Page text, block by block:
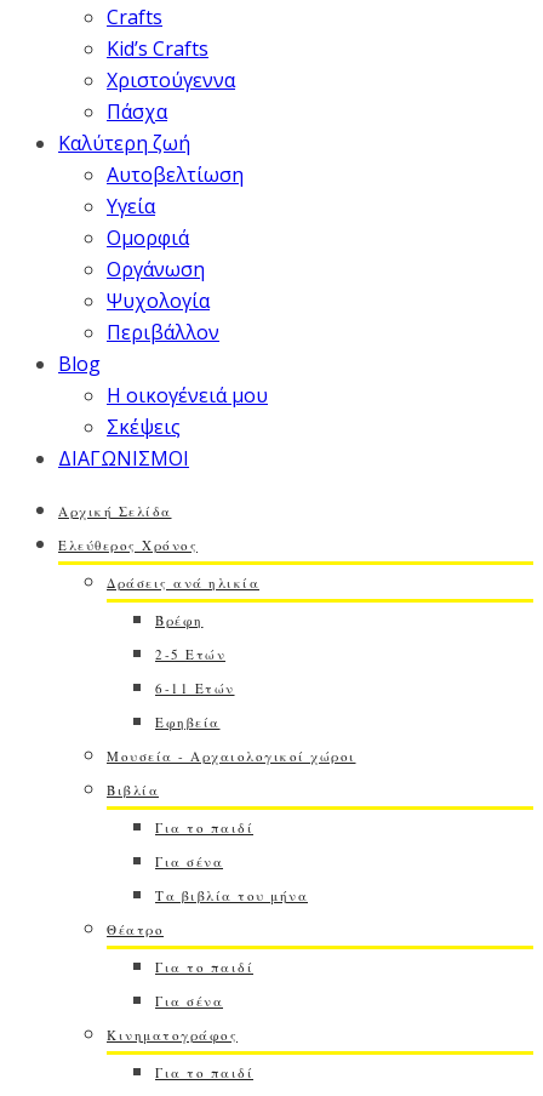
Crafts
Kid’s Crafts
Χριστούγεννα
Πάσχα
Καλύτερη ζωή
Αυτοβελτίωση
Υγεία
Ομορφιά
Οργάνωση
Ψυχολογία
Περιβάλλον
Blog
Η οικογένειά μου
Σκέψεις
ΔΙΑΓΩΝΙΣΜΟΙ
Αρχική Σελίδα
Ελεύθερος Χρόνος
Δράσεις ανά ηλικία
Βρέφη
2-5 Ετών
6-11 Ετών
Εφηβεία
Μουσεία - Αρχαιολογικοί χώροι
Βιβλία
Για το παιδί
Για σένα
Τα βιβλία του μήνα
Θέατρο
Για το παιδί
Για σένα
Κινηματογράφος
Για το παιδί